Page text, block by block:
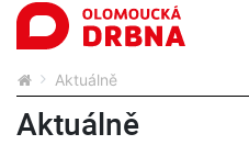
Aktuálně
Aktuálně